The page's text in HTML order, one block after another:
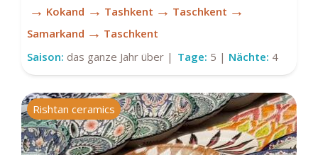
→ Kokand → Tashkent → Taschkent →
Samarkand → Taschkent
Saison: das ganze Jahr über | Tage: 5 | Nächte: 4
Rishtan ceramics